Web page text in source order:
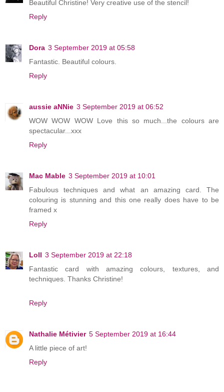
Beautiful Christine! Very creative use of the stencil!
Reply
Dora 3 September 2019 at 05:58
Fantastic. Beautiful colours.
Reply
aussie aNNie 3 September 2019 at 06:52
WOW WOW WOW Love this so much...the colours are
spectacular...xxx
Reply
Mac Mable 3 September 2019 at 10:01
Fabulous techniques and what an amazing card. The
colouring is stunning and this one really does have to be
framed x
Reply
Loll 3 September 2019 at 22:18
Fantastic card with amazing colours, textures, and
techniques. Thanks Christine!
Reply
Nathalie Métivier 5 September 2019 at 16:44
A little piece of art!
Reply